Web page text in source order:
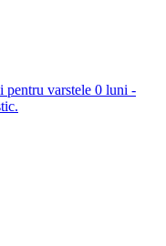
pentru varstele 0 luni -